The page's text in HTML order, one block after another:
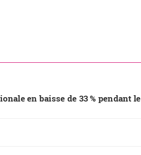
en baisse de 33 % pendant le